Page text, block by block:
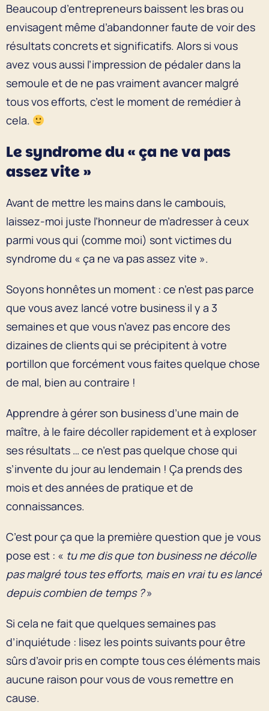
Beaucoup d’entrepreneurs baissent les bras ou
envisagent même d’abandonner faute de voir des
résultats concrets et significatifs. Alors si vous
avez vous aussi l’impression de pédaler dans la
semoule et de ne pas vraiment avancer malgré
tous vos efforts, c’est le moment de remédier à
cela.
Le syndrome du « ça ne va pas
assez vite »
Avant de mettre les mains dans le cambouis,
laissez-moi juste l’honneur de m’adresser à ceux
parmi vous qui (comme moi) sont victimes du
syndrome du « ça ne va pas assez vite ».
Soyons honnêtes un moment : ce n’est pas parce
que vous avez lancé votre business il y a 3
semaines et que vous n’avez pas encore des
dizaines de clients qui se précipitent à votre
portillon que forcément vous faites quelque chose
de mal, bien au contraire !
Apprendre à gérer son business d’une main de
maître, à le faire décoller rapidement et à exploser
ses résultats … ce n’est pas quelque chose qui
s’invente du jour au lendemain ! Ça prends des
mois et des années de pratique et de
connaissances.
C’est pour ça que la première question que je vous
pose est : « tu me dis que ton business ne décolle
pas malgré tous tes efforts, mais en vrai tu es lancé
depuis combien de temps ?»
Si cela ne fait que quelques semaines pas
d’inquiétude : lisez les points suivants pour être
sûrs d’avoir pris en compte tous ces éléments mais
aucune raison pour vous de vous remettre en
cause.